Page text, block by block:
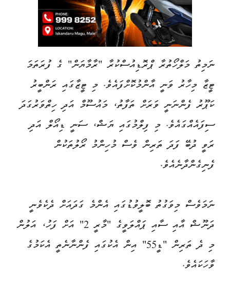
ނަމިތު މަލްހޯތުރާ ޕްރޮޑިއުސްކުރާ "ރާމާޔަން" ގެ ފުރަތަމަ
ޓީޒާ މިހާރު ވަނީ އާންމުކޮށްފައެވެ. މި ޓީޒާގައި ރަންބީރު
ކަޕޫރު ފެންނަނީ ވަރަށް ތަފާތު، މައުސޫމް އަދި ހިތްވަރުގަދަ
ސިފައެއްގައެވެ. މި ފިލްމުގައި ޔަޝް، ސަނީ ޑިއޯލް އަދި
ރަވީ ދުބޭ ފަދަ ތަރިން ވެސް މުހިންމު ރޯލުތަކުން
ފެނިގެންދާނެއެވެ.
ނަމަވެސް މިވަގުތު ބޮލީވުޑުގައި އެންމެ ގަދައަށް ދެކެވެނީ
ދަނޫޝް އާއި ސާއި ޕައްލަވީގެ "މާރީ 2" އަށް ފަހު، އަލުން
މި ދެ ތަރިން "ޑީ55" އިން އެކުގައި ފެންނާނެތީ އެކަމުގެ
ވާހަކައެވެ.